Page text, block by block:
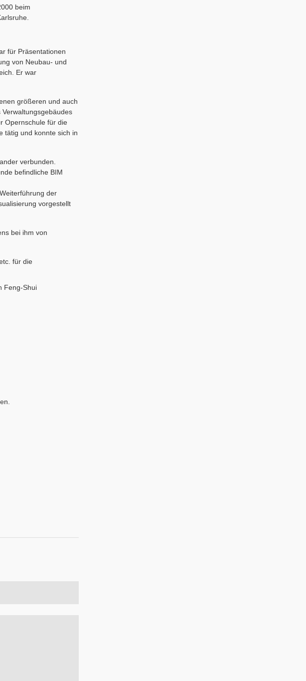
beim
für Präsentationen
von Neubau- und
Er war
größeren und auch
Opernschule für die
tätig und konnte sich in
verbunden.
befindliche BIM
der
vorgestellt
bei ihm von
für die
Feng-Shui